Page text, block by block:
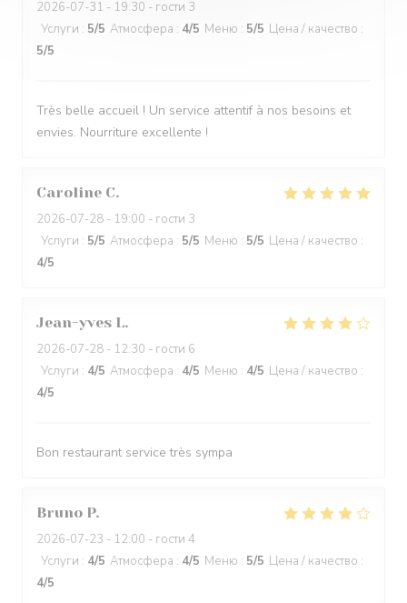
2026-07-31 - 19:30 - гости 3
Услуги : 5/5 Атмосфера : 4/5 Меню : 5/5 Цена / качество :
5/5
Très belle accueil ! Un service attentif à nos besoins et
envies. Nourriture excellente !
Caroline C
2026-07-28 - 19:00 - гости 3
Услуги : 5/5 Атмосфера : 5/5 Меню : 5/5 Цена / качество :
4/5
Jean-yves L
2026-07-28 - 12:30 - гости 6
Услуги : 4/5 Атмосфера : 4/5 Меню : 4/5 Цена / качество :
4/5
Bon restaurant service très sympa
Bruno P
2026-07-23 - 12:00 - гости 4
Услуги : 4/5 Атмосфера : 4/5 Меню : 5/5 Цена / качество :
4/5